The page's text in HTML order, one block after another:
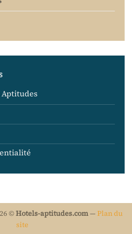
Aptitudes
©Hotels-aptitudes.com— Plan du
site